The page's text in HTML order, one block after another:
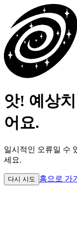
앗! 예상
어요.
일시적인 오류일 수
세요.
다시 시도 홈으로 가기